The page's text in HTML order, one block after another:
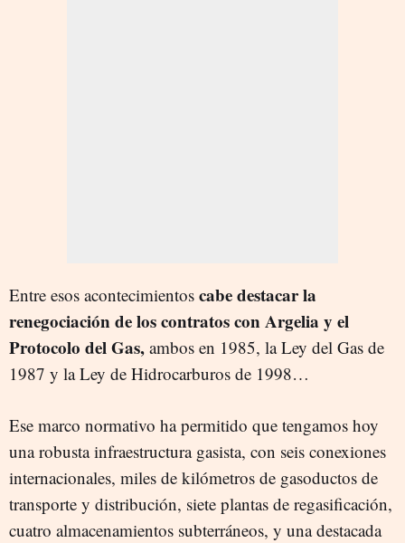
Entre esos acontecimientos cabe destacar la
renegociación de los contratos con Argelia y el
Protocolo del Gas, ambos en 1985, la Ley del Gas de
1987 y la Ley de Hidrocarburos de 1998…
Ese marco normativo ha permitido que tengamos hoy
una robusta infraestructura gasista, con seis conexiones
internacionales, miles de kilómetros de gasoductos de
transporte y distribución, siete plantas de regasificación,
cuatro almacenamientos subterráneos, y una destacada